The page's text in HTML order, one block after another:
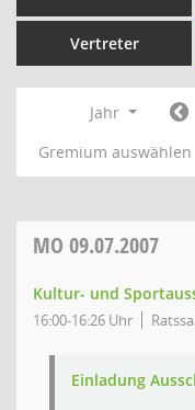
Vertreter
Jahr
Gremium auswählen
MO 09.07.2007
Kultur- und
16:00-16:26 Uhr
Einladung